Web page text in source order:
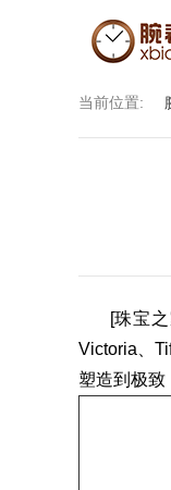
当前位置:
[珠宝之
Victoria、
塑造到极致